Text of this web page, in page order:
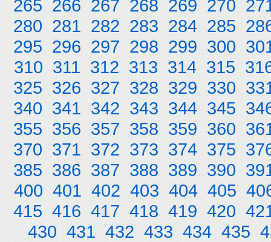
265 266 267 268 269 270
280 281 282 283 284 285
295 296 297 298 299 300
310 311 312 313 314 315
325 326 327 328 329 330
340 341 342 343 344 345
355 356 357 358 359 360
370 371 372 373 374 375
385 386 387 388 389 390
400 401 402 403 404 405
415 416 417 418 419 420
430 431 432 433 434 435